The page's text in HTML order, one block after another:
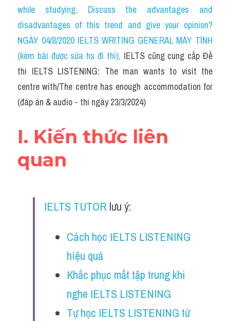
Series luyện nghe Tiếng Anh cùng IELTS T
Health and Medicine
Environment
Technology
IELTS Advice
Listening
Reading
Đề thi thật IELTS
Education
while studying. Discuss the advantages and
disadvantages of this trend and give your opinion?
NGÀY 04/8/2020 IELTS WRITING GENERAL MÁY TÍNH
(kèm bài được sửa hs đi thi), IELTS cũng cung cấp Đề
thi IELTS LISTENING: The man wants to visit the
centre with/The centre has enough accommodation for
(đáp án & audio - thi ngày 23/3/2024)
I. Kiến thức liên
quan
IELTS TUTOR lưu ý:
Cách học IELTS LISTENING
hiệu quả
Khắc phục mất tập trung khi
nghe IELTS LISTENING
Tự học IELTS LISTENING từ